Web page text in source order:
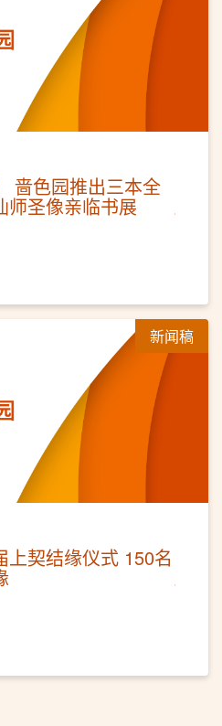
啬色园推出三本全
圣像亲临书展
新闻稿
契结缘仪式 150名